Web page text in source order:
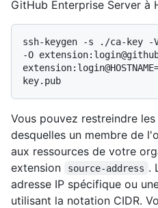
GitHub Enterprise Server à
ssh-keygen -s ./ca-key -
-O
Vous pouvez restreindre
desquelles un membre de
aux ressources de votre
extension
source-address .
adresse IP spécifique ou
utilisant la notation CIDR.